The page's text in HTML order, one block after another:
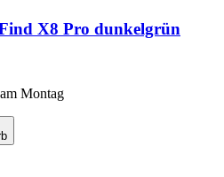
X8 Pro dunkelgrün
Montag